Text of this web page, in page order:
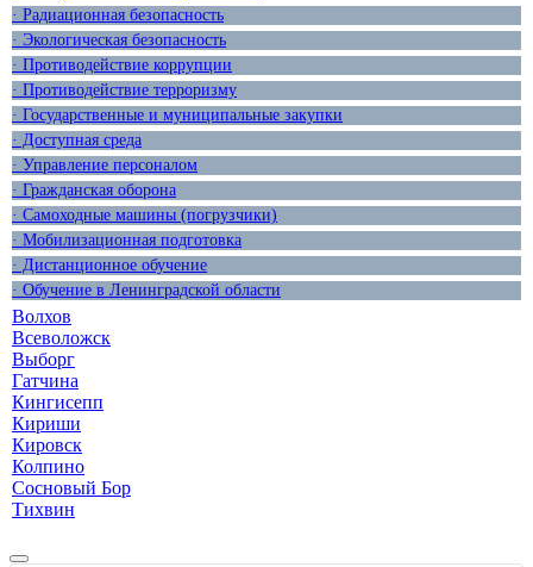
· Радиационная безопасность
· Экологическая безопасность
· Противодействие коррупции
· Противодействие терроризму
· Государственные и муниципальные закупки
· Доступная среда
· Управление персоналом
· Гражданская оборона
· Самоходные машины (погрузчики)
· Мобилизационная подготовка
· Дистанционное обучение
· Обучение в Ленинградской области
Волхов
Всеволожск
Выборг
Гатчина
Кингисепп
Кириши
Кировск
Колпино
Сосновый Бор
Тихвин